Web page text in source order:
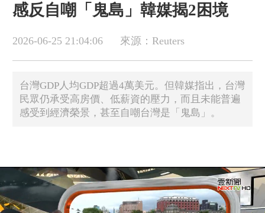
感反自嘲「鬼島」韓媒揭2困境
2026-06-25 21:04:06 來源：Reuters
台灣GDP人均GDP超過4萬美元。但韓媒指出，台灣
民眾仍承受高房價、低薪資的壓力，而且未能普遍
感受到經濟榮景，甚至自嘲台灣是「鬼島」。